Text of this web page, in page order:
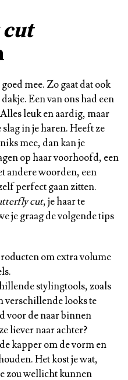
mee. Zo gaat dat ook
Een van ons had een
leuk en aardig, maar
in je haren. Heeft ze
mee, dan kan je
op haar voorhoofd, een
andere woorden, een
perfect gaan zitten.
cut, je haar te
je graag de volgende tips
om extra volume
stylingtools, zoals
verschillende looks te
voor de naar binnen
liever naar achter?
kapper om de vorm en
Het kost je wat,
zou wellicht kunnen